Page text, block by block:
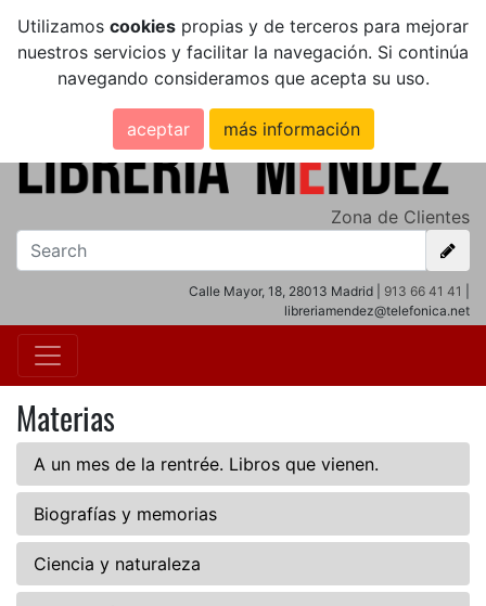
Utilizamos cookies propias y de terceros para mejorar
nuestros servicios y facilitar la navegación. Si continúa
navegando consideramos que acepta su uso.
aceptar más información
Zona de Clientes
Calle Mayor, 18, 28013 Madrid | 913 66 41 41
libreriamendez@telefonica.net
Materias
A un mes de la rentrée. Libros que vienen.
Biografías y memorias
Ciencia y naturaleza